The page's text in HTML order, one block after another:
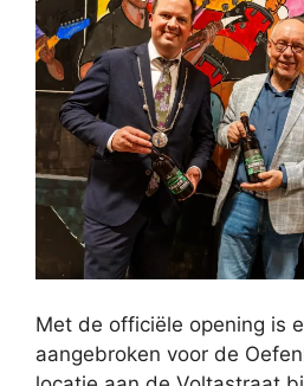
Met de officiële opening is
aangebroken voor de